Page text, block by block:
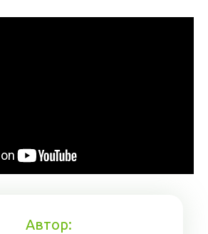
Автор: